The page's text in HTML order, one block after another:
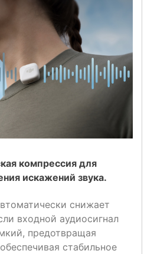
компрессия для
искажений звука.
снижает
входной аудиосигнал
предотвращая
стабильное